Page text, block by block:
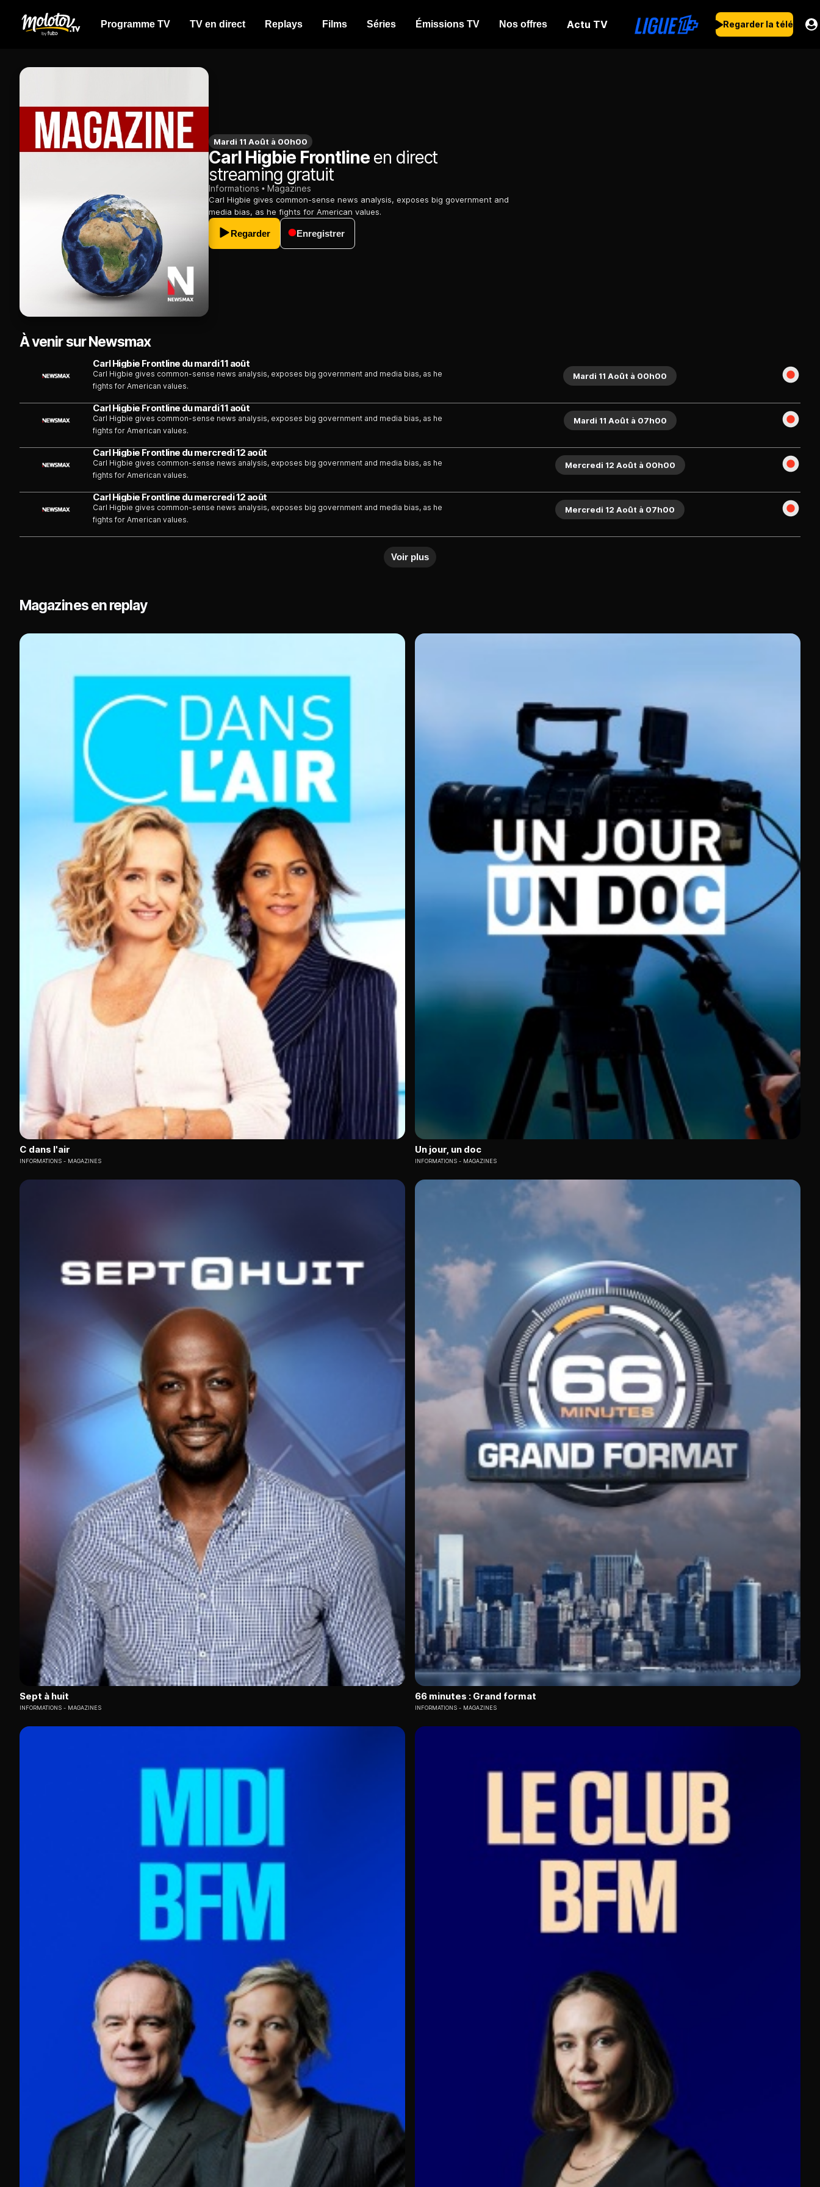
Programme TV TV en direct Replays Films Séries Émissions TV Nos offres Actu TV Regarder la télé
Mardi 11 Août à 00h00
Carl Higbie Frontlineen direct
streaming gratuit
Informations Magazines
Carl Higbie gives common-sense news analysis, exposes big government and
media bias, as he fights for American values.
Regarder Enregistrer
À venir sur Newsmax
Carl Higbie Frontline du mardi 11 août
Carl Higbie gives common-sense news analysis, exposes big government and media bias, as he
fights for American values.
Mardi 11 Août à 00h00
Carl Higbie Frontline du mardi 11 août
Carl Higbie gives common-sense news analysis, exposes big government and media bias, as he
fights for American values.
Mardi 11 Août à 07h00
Carl Higbie Frontline du mercredi 12 août
Carl Higbie gives common-sense news analysis, exposes big government and media bias, as he
fights for American values.
Mercredi 12 Août à 00h00
Carl Higbie Frontline du mercredi 12 août
Carl Higbie gives common-sense news analysis, exposes big government and media bias, as he
fights for American values.
Mercredi 12 Août à 07h00
Voir plus
Magazines en replay
C dans l'air
INFORMATIONS MAGAZINES
Un jour, un doc
INFORMATIONS MAGAZINES
Sept à huit
INFORMATIONS MAGAZINES
66 minutes : Grand format
INFORMATIONS MAGAZINES